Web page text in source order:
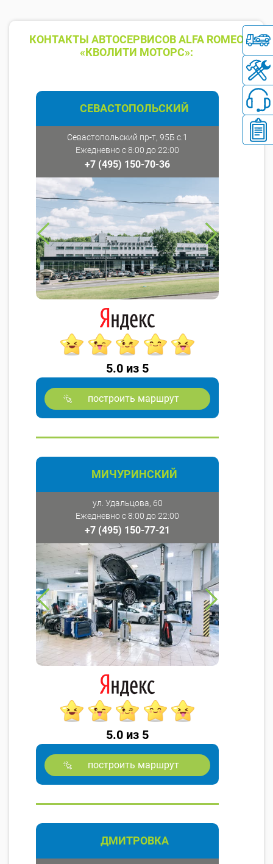
КОНТАКТЫ АВТОСЕРВИСОВ ALFA ROMEO
«КВОЛИТИ МОТОРС»:
СЕВАСТОПОЛЬСКИЙ
Севастопольский пр-т, 95Б с.1
Ежедневно с 8:00 до 22:00
+7 (495) 150-70-36
5.0 из 5
построить маршрут
МИЧУРИНСКИЙ
ул. Удальцова, 60
Ежедневно с 8:00 до 22:00
+7 (495) 150-77-21
5.0 из 5
построить маршрут
ДМИТРОВКА